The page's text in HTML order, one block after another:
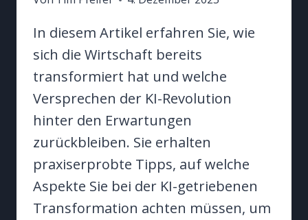
In diesem Artikel erfahren Sie, wie
sich die Wirtschaft bereits
transformiert hat und welche
Versprechen der KI-Revolution
hinter den Erwartungen
zurückbleiben. Sie erhalten
praxiserprobte Tipps, auf welche
Aspekte Sie bei der KI-getriebenen
Transformation achten müssen, um